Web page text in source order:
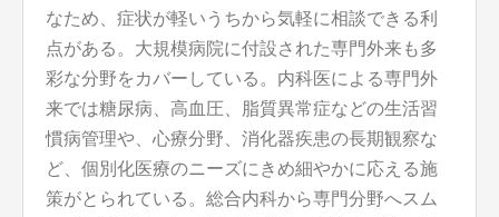
なため、症状が軽いうちから気軽に相談できる利
点がある。大規模病院に付設された専門外来も多
彩な分野をカバーしている。内科医による専門外
来では糖尿病、高血圧、脂質異常症などの生活習
慣病管理や、心療分野、消化器疾患の長期観察な
ど、個別化医療のニーズにきめ細やかに応える施
策がとられている。総合内科から専門分野へスム